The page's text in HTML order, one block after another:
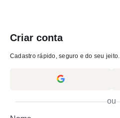
Criar conta
Cadastro rápido, seguro e do seu jeito.
ou